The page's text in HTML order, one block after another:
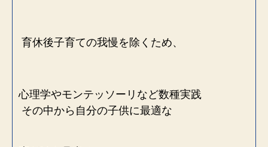
育休後子育ての我慢を除くため、
心理学やモンテッソーリなど数種実践
その中から自分の子供に最適な